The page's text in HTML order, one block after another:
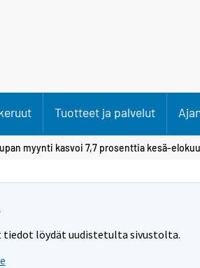
Tuotteet ja palvelut
myynti kasvoi 7,7 prosenttia kesä-
tiedot löydät uudistetulta sivustolta.